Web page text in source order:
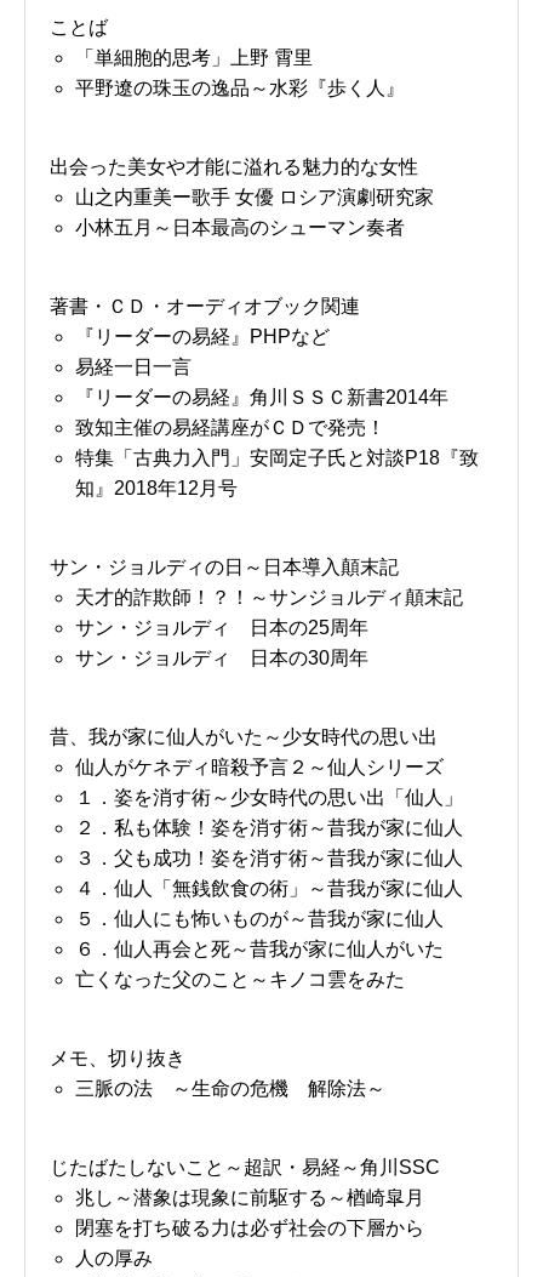
ことば
「単細胞的思考」上野 霄里
平野遼の珠玉の逸品～水彩『歩く人』
出会った美女や才能に溢れる魅力的な女性
山之内重美ー歌手 女優 ロシア演劇研究家
小林五月～日本最高のシューマン奏者
著書・ＣＤ・オーディオブック関連
『リーダーの易経』PHPなど
易経一日一言
『リーダーの易経』角川ＳＳＣ新書2014年
致知主催の易経講座がＣＤで発売！
特集「古典力入門」安岡定子氏と対談P18『致
知』2018年12月号
サン・ジョルディの日～日本導入顛末記
天才的詐欺師！？！～サンジョルディ顛末記
サン・ジョルディ 日本の25周年
サン・ジョルディ 日本の30周年
昔、我が家に仙人がいた～少女時代の思い出
仙人がケネディ暗殺予言２～仙人シリーズ
１．姿を消す術～少女時代の思い出「仙人」
２．私も体験！姿を消す術～昔我が家に仙人
３．父も成功！姿を消す術～昔我が家に仙人
４．仙人「無銭飲食の術」～昔我が家に仙人
５．仙人にも怖いものが～昔我が家に仙人
６．仙人再会と死～昔我が家に仙人がいた
亡くなった父のこと～キノコ雲をみた
メモ、切り抜き
三脈の法 ～生命の危機 解除法～
じたばたしないこと～超訳・易経～角川SSC
兆し～潜象は現象に前駆する～楢崎皐月
閉塞を打ち破る力は必ず社会の下層から
人の厚み